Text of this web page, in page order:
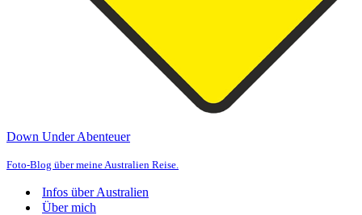
Down Under Abenteuer
Foto-Blog über meine Australien Reise.
Infos über Australien
Über mich